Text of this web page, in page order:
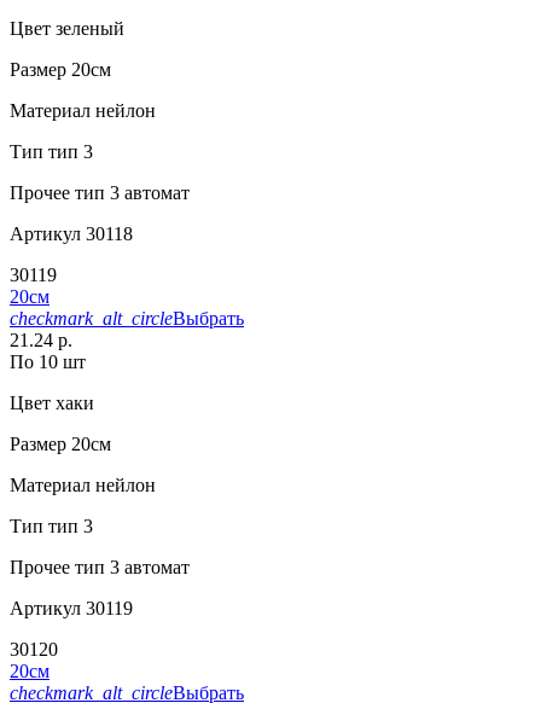
Цвет зеленый
Размер 20см
Материал нейлон
Тип тип 3
Прочее тип 3 автомат
Артикул 30118
30119
20см
checkmark_alt_circleВыбрать
21.24 р.
По 10 шт
Цвет хаки
Размер 20см
Материал нейлон
Тип тип 3
Прочее тип 3 автомат
Артикул 30119
30120
20см
checkmark_alt_circleВыбрать